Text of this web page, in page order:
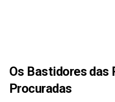
Os Bastidores das
Procuradas